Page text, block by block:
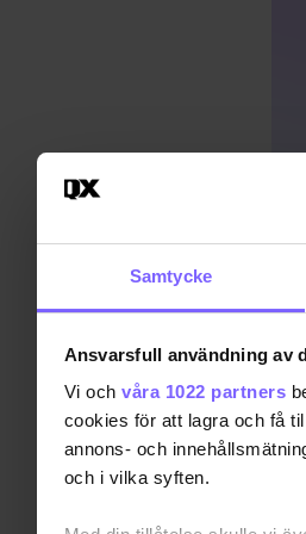
Samtycke
Ansvarsfull användning av
Vi och våra 1022 partners
cookies för att lagra och få
annons- och
och i vilka syften.